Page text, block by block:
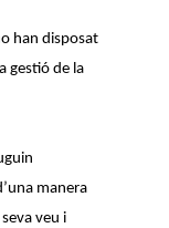
han disposat
gestió de la
manera
veu i